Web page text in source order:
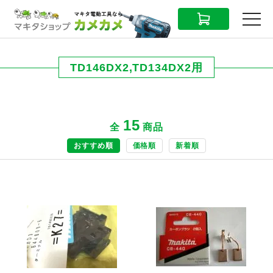
CART MENU
TD146DX2,TD134DX2用
全 15 商品
おすすめ順 価格順 新着順